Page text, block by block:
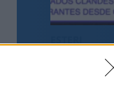
Meloni